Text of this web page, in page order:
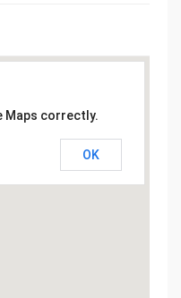
Maps correctly.
OK